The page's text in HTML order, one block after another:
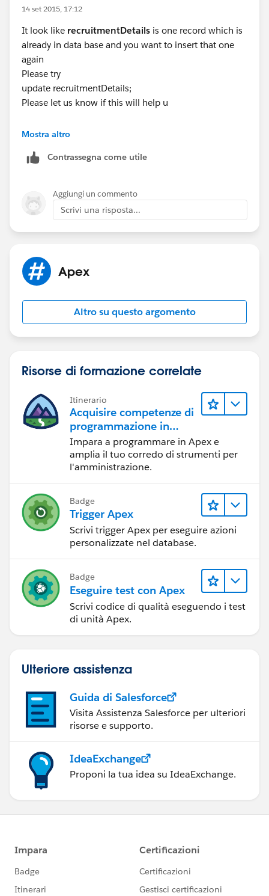
</
This method is also called in page action method. The
logic of the method is if the recruitment details
available for particular contact it should display the
value. And also if we enter values in textbox and click
save button it should insert the recruitment details.
call"
Any ideas
14 set 2015, 17:12
It look like recruitmentDetails is one record which is
already in data base and you want to insert that one
again
Please try
update recruitmentDetails;
Please let us know if this will help u
Mostra altro
Contrassegna come utile
Aggiungi un commento
Scrivi una risposta...
Apex
Altro su questo argomento
Risorse di formazione correlate
Itinerario
Acquisire competenze di
programmazione in
Apex
Impara a programmare in Apex e
amplia il tuo corredo di strumenti per
l'amministrazione.
Badge
Trigger Apex
Scrivi trigger Apex per eseguire azioni
personalizzate nel database.
Badge
Eseguire test con Apex
Scrivi codice di qualità eseguendo i test
di unità Apex.
Ulteriore assistenza
Guida di Salesforce
Visita Assistenza Salesforce per ulteriori
risorse e supporto.
IdeaExchange
Proponi la tua idea su IdeaExchange.